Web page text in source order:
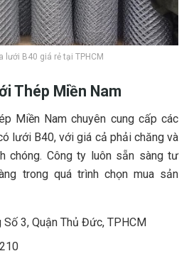
lưới B40 giá rẻ tại TPHCM
Thép Miền Nam
Miền Nam chuyên cung cấp các
lưới B40, với giá cả phải chăng và
chóng. Công ty luôn sẵn sàng tư
trong quá trình chọn mua sản
3, Quận Thủ Đức, TPHCM